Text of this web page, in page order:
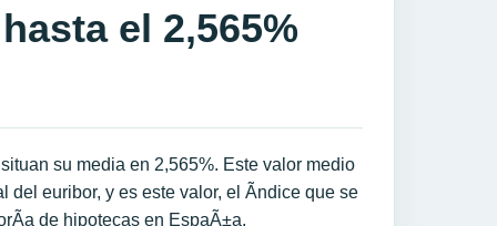
el 2,565%
su media en 2,565%. Este valor medio
del euribor, y es este valor, el Ã­ndice que se
de hipotecas en EspaÃ±a.